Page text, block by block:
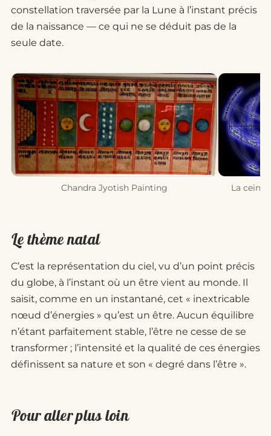
constellation traversée par la Lune à l’instant précis
de la naissance — ce qui ne se déduit pas de la
seule date.
Chandra Jyotish Painting La
Le thème natal
C’est la représentation du ciel, vu d’un point précis
du globe, à l’instant où un être vient au monde. Il
saisit, comme en un instantané, cet « inextricable
nœud d’énergies » qu’est un être. Aucun équilibre
n’étant parfaitement stable, l’être ne cesse de se
transformer ; l’intensité et la qualité de ces énergies
définissent sa nature et son « degré dans l’être ».
Pour aller plus loin